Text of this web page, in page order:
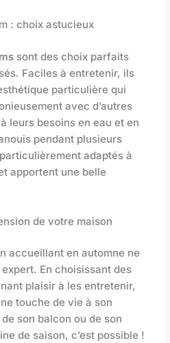
: choix astucieux
sont des choix parfaits
Faciles à entretenir, ils
particulière qui
avec d’autres
leurs besoins en eau et en
pendant plusieurs
adaptés à
apportent une belle
de votre maison
accueillant en automne ne
En choisissant des
plaisir à les entretenir,
touche de vie à son
son balcon ou de son
de saison, c’est possible !